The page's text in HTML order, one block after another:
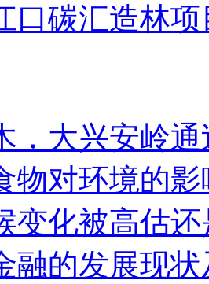
口碳汇造林
，大兴安岭
物对环境的
变化被高估
融的发展现